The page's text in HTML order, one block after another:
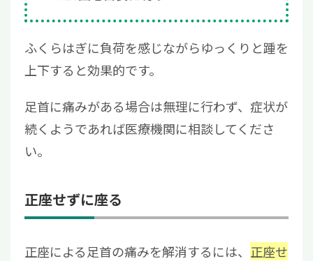
ふくらはぎに負荷を感じながらゆっくりと踵を
上下すると効果的です。
足首に痛みがある場合は無理に行わず、症状が
続くようであれば医療機関に相談してくださ
い。
正座せずに座る
正座による足首の痛みを解消するには、 正座せ